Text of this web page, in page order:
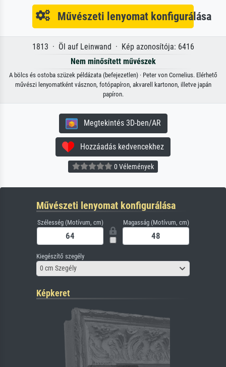
Művészeti lenyomat konfigurálása
1813 · Öl auf Leinwand · Kép azonosítója: 6416
Nem minősített művészek
A bölcs és ostoba szüzek példázata (befejezetlen) · Peter von Cornelius. Elérhető
művészi lenyomatként vásznon, fotópapíron, akvarell kartonon, illetve japán
papíron.
Megtekintés 3D-ben/AR
Hozzáadás kedvencekhez
0 Vélemények
Művészeti lenyomat konfigurálása
Szélesség (Motívum, cm) Magasság (Motívum, cm)
Kiegészítő szegély
0 cm Szegély
Képkeret